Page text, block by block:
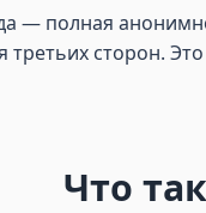
— полная
сторон.
Что